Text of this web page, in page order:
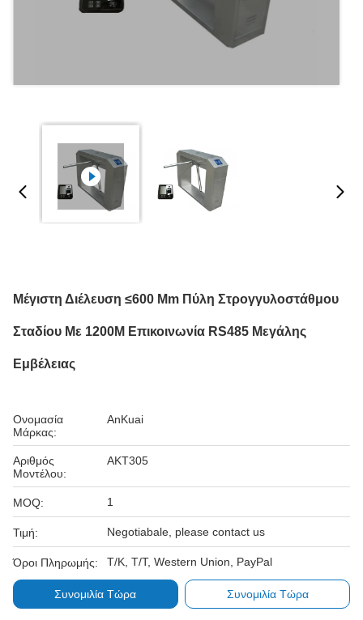
Μέγιστη Διέλευση ≤600 Mm Πύλη Στρογγυλοστάθμου
Σταδίου Με 1200M Επικοινωνία RS485 Μεγάλης
Εμβέλειας
Ονομασία
Μάρκας:
AnKuai
Αριθμός
Μοντέλου:
AKT305
MOQ: 1
Τιμή: Negotiabale, please contact us
Όροι Πληρωμής: Τ/Κ, Τ/Τ, Western Union, PayPal
Συνομιλία Τώρα Συνομιλία Τώρα